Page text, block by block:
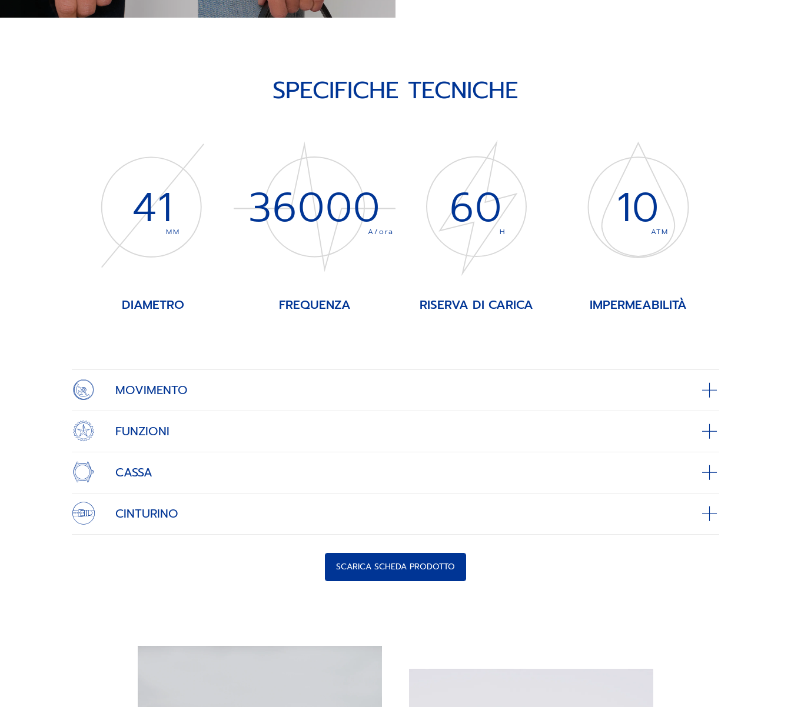
SPECIFICHE TECNICHE
41MM
DIAMETRO
36000A/ora
FREQUENZA
60H
RISERVA DI CARICA
10ATM
IMPERMEABILITÀ
MOVIMENTO
FUNZIONI
CASSA
CINTURINO
SCARICA SCHEDA PRODOTTO